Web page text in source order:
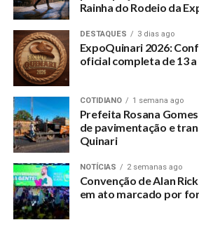
Rainha do Rodeio da
DESTAQUES 3 dias ago
ExpoQuinari 2026:
oficial completa de 13
COTIDIANO 1 semana ago
Prefeita Rosana
de pavimentação e
Quinari
NOTÍCIAS 2 semanas ago
Convenção de Alan
em ato marcado por